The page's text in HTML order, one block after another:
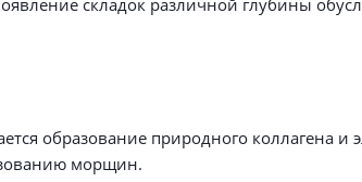
складок различной глубины
образование природного коллагена и
морщин.